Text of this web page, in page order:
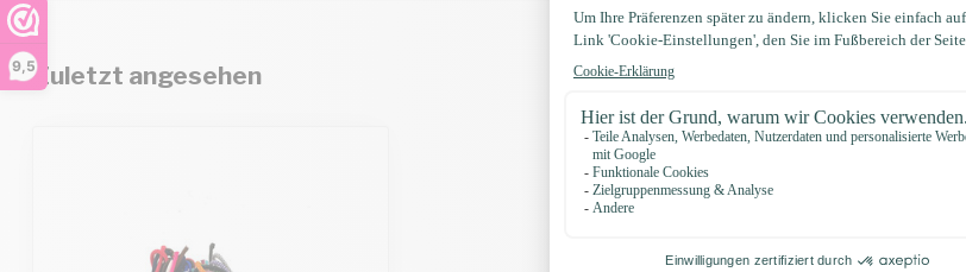
9,5Zuletzt angesehen